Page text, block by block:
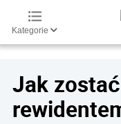
Kategorie
Jak